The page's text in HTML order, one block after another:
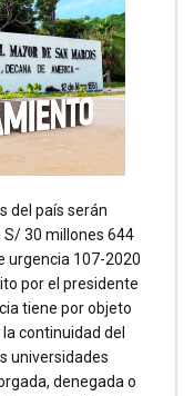
del país serán
30 millones 644
urgencia 107-2020
por el presidente
tiene por objeto
continuidad del
universidades
denegada o